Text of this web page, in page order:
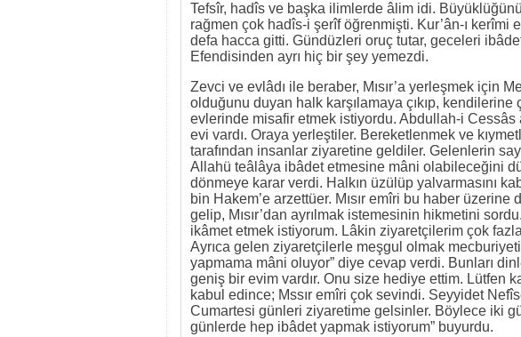
Tefsîr, hadîs ve başka ilimlerde âlim idi.
rağmen çok hadîs-i şerîf öğrenmişti. Kur’ân-ı
defa hacca gitti. Gündüzleri oruç tutar, geceleri
Efendisinden ayrı hiç bir şey yemezdi.
Zevci ve evlâdı ile beraber, Mısır’a yerleşmek için
olduğunu duyan halk karşılamaya çıkıp,
evlerinde misafir etmek istiyordu. Abdullah-i Cessâs
evi vardı. Oraya yerleştiler. Bereketlenmek ve
tarafından insanlar ziyaretine geldiler. Gelenlerin
Allahü teâlâya ibâdet etmesine mâni olabileceğini
dönmeye karar verdi. Halkın üzülüp yalvarmasını
bin Hakem’e arzettüer. Mısır emîri bu haber
gelip, Mısır’dan ayrılmak istemesinin hikmetini
ikâmet etmek istiyorum. Lâkin ziyaretçilerim çok
Ayrıca gelen ziyaretçilerle meşgul olmak
yapmama mâni oluyor” diye cevap verdi. Bunları
geniş bir evim vardır. Onu size hediye ettim. Lütfen
kabul edince; Mssır emîri çok sevindi. Seyyidet
Cumartesi günleri ziyaretime gelsinler. Böylece iki
günlerde hep ibâdet yapmak istiyorum” buyurdu.